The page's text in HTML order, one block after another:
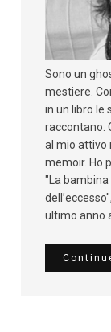
Sono un
mestiere.
in un libro le
raccontano.
al mio attivo
memoir. Ho
"La bambina
ultimo anno